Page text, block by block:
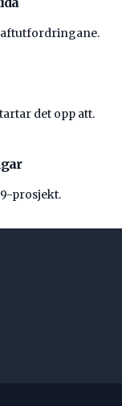
det opp att.
prosjekt.